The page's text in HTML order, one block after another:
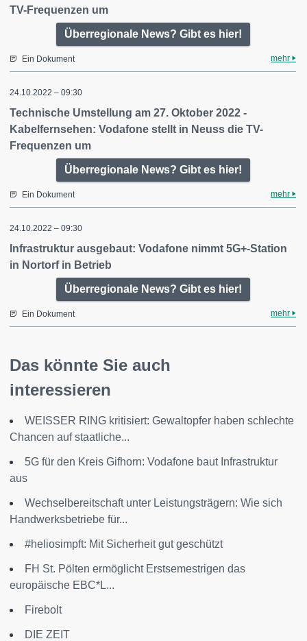
TV-Frequenzen um
Überregionale News? Gibt es hier!
Ein Dokument mehr
24.10.2022 – 09:30
Technische Umstellung am 27. Oktober 2022 -
Kabelfernsehen: Vodafone stellt in Neuss die TV-
Frequenzen um
Überregionale News? Gibt es hier!
Ein Dokument mehr
24.10.2022 – 09:30
Infrastruktur ausgebaut: Vodafone nimmt 5G+-Station
in Nortorf in Betrieb
Überregionale News? Gibt es hier!
Ein Dokument mehr
Das könnte Sie auch
interessieren
WEISSER RING kritisiert: Gewaltopfer haben schlechte
Chancen auf staatliche...
5G für den Kreis Gifhorn: Vodafone baut Infrastruktur
aus
Wechselbereitschaft unter Leistungsträgern: Wie sich
Handwerksbetriebe für...
#heliosimpft: Mit Sicherheit gut geschützt
FH St. Pölten ermöglicht Erstsemestrigen das
europäische EBC*L...
Firebolt
DIE ZEIT